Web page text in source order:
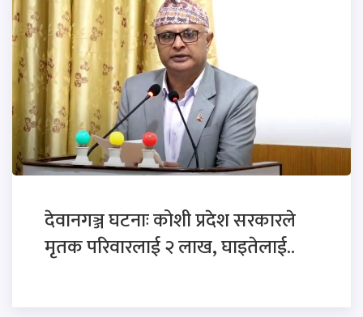
देवानगञ्ज घटनाः कोशी प्रदेश सरकारले
मृतक परिवारलाई २ लाख, घाइतेलाई..